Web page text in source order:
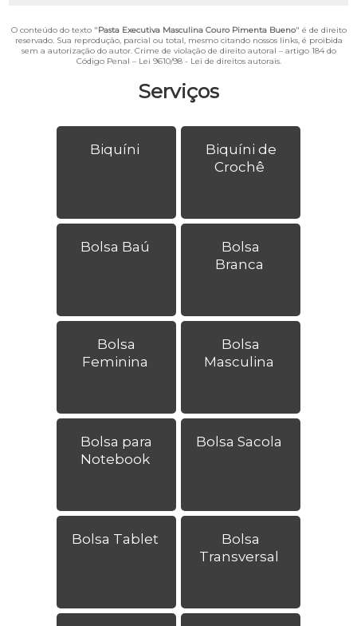
Serviços
Biquíni
Biquíni de
Crochê
Bolsa Baú
Bolsa
Branca
Bolsa
Feminina
Bolsa
Masculina
Bolsa para
Notebook
Bolsa Sacola
Bolsa Tablet
Bolsa
Transversal
O conteúdo do texto "Pasta Executiva Masculina Couro Pimenta Bueno" é de direito
reservado. Sua reprodução, parcial ou total, mesmo citando nossos links, é proibida
sem a autorização do autor. Crime de violação de direito autoral – artigo 184 do
Código Penal – Lei 9610/98 - Lei de direitos autorais.